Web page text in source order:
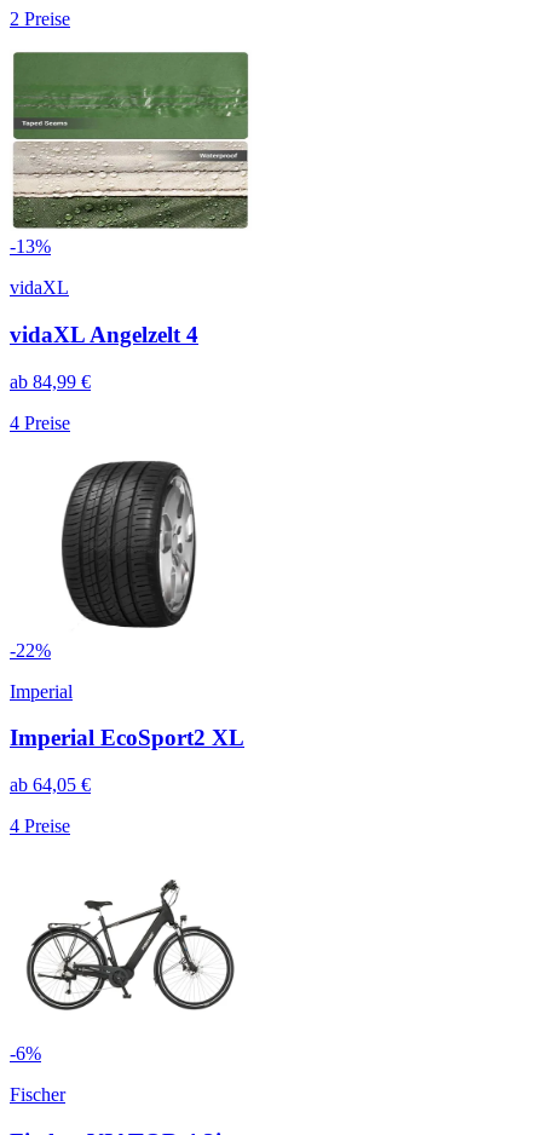
2 Preise
-13%
vidaXL
vidaXL Angelzelt 4
ab 84,99 €
4 Preise
-22%
Imperial
Imperial EcoSport2 XL
ab 64,05 €
4 Preise
-6%
Fischer